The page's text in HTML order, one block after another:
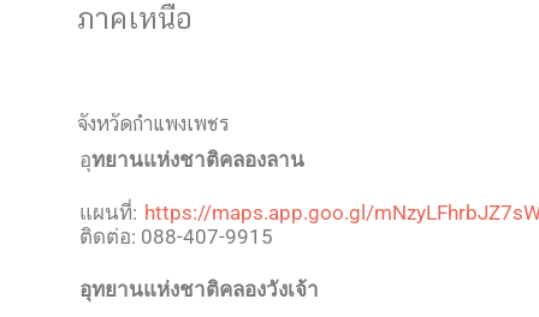
ภาคเหนือ
จังหวัดกำแพงเพชร
อุทยานแห่งชาติคลองลาน
แผนที่: https://maps.app.goo.gl/
ติดต่อ: 088-407-9915
อุทยานแห่งชาติคลองวังเจ้า